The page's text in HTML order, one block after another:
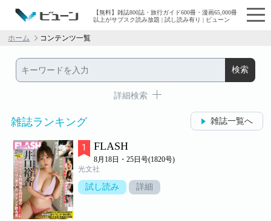
【無料】雑誌800誌・旅行ガイド600冊・漫画65,000冊
以上がサブスク読み放題 | 試し読み有り | ビューン
ホーム コンテンツ一覧
詳細検索
雑誌ランキング 雑誌一覧へ
FLASH
8月18日・25日号(1820号)
光文社
試し読み 詳細